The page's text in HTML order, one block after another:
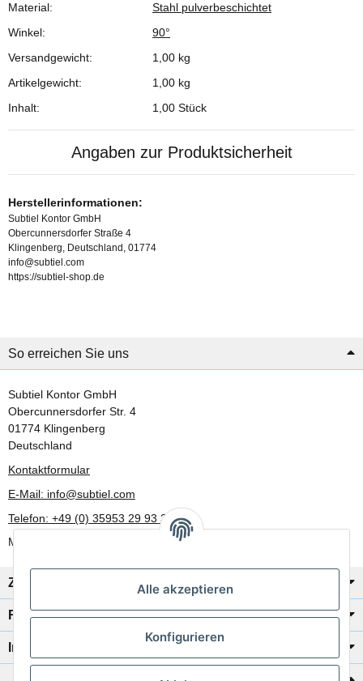
Alle akzeptieren
Konfigurieren
Material:
Stahl pulverbeschichtet
Winkel:
90°
Versandgewicht:
1,00 kg
Artikelgewicht:
1,00 kg
Inhalt:
1,00 Stück
Angaben zur Produktsicherheit
Herstellerinformationen:
Subtiel Kontor GmbH
Obercunnersdorfer Straße 4
Klingenberg, Deutschland, 01774
info@subtiel.com
https://subtiel-shop.de
So erreichen Sie uns
Subtiel Kontor GmbH
Obercunnersdorfer Str. 4
01774 Klingenberg
Deutschland
Kontaktformular
E-Mail: info@subtiel.com
Telefon: +49 (0) 35953 29 93 30
Mo-Fr: 8:00 Uhr - 17:00 Uhr
Zahlung/Versand
Rechtliches
Informationen